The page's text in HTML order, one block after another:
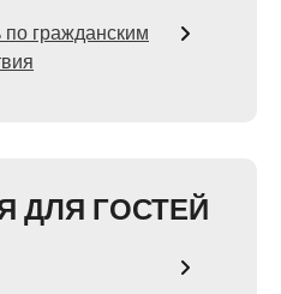
гражданским
ДЛЯ ГОСТЕЙ